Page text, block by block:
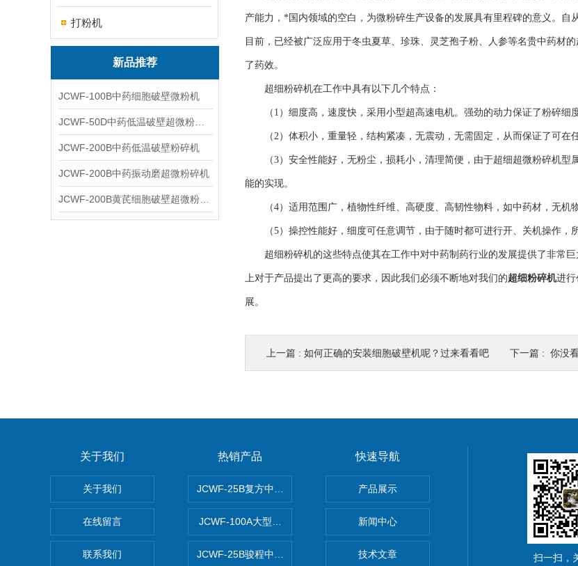
打粉机
新品推荐
JCWF-100B中药细胞破壁微粉机
JCWF-200B中药低温破壁粉碎机
JCWF-200B中药振动磨超微粉碎机
产能力，*国内领域的空白，为微粉碎生产设备的发展具有里程碑的意义。自
目前，已经被广泛应用于冬虫夏草、珍珠、灵芝孢子粉、人参等名贵中药材的
了药效。
超细粉碎机在工作中具有以下几个特点：
（1）细度高，速度快，采用小型超高速电机。强劲的动力保证了粉碎细度
（2）体积小，重量轻，结构紧凑，无震动，无需固定，从而保证了可在任
（3）安全性能好，无粉尘，损耗小，清理简便，由于超细超微粉碎机型
能的实现。
（4）适用范围广，植物性纤维、高硬度、高韧性物料，如中药材，无机
（5）操控性能好，细度可任意调节，由于随时都可进行开、关机操作，
超细粉碎机的这些特点使其在工作中对中药制药行业的发展提供了非常巨
上对于产品提出了更高的要求，因此我们必须不断地对我们的超细粉碎机进行
展。
上一篇 : 如何正确的安装细胞破壁机呢？过来看看吧 下一篇 : 你没
关于我们
关于我们
在线留言
联系我们
热销产品
JCWF-25B复方中药材超微粉碎机
JCWF-100A大型中药材超微粉碎机设备
JCWF-25B骏程中草药超细粉碎机
快速导航
产品展示
新闻中心
技术文章 扫一扫，